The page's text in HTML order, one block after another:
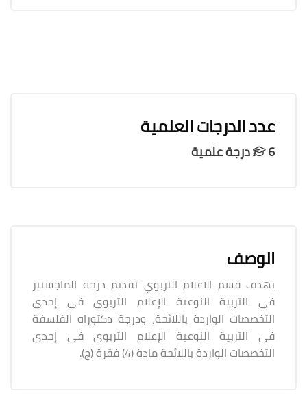
عدد الدرجات العلمية
6 درجة علمية
الوصف
يهدف قسم الاعلام التربوي تقديم درجة الماجستير
فى التربية النوعية الإعلام التربوي فى إحدى
التخصصات الواردة باللائحة، ودرجة دكتوراه الفلسفة
فى التربية النوعية الإعلام التربوي فى إحدى
التخصصات الواردة باللائحة مادة (4) فقرة (ج).